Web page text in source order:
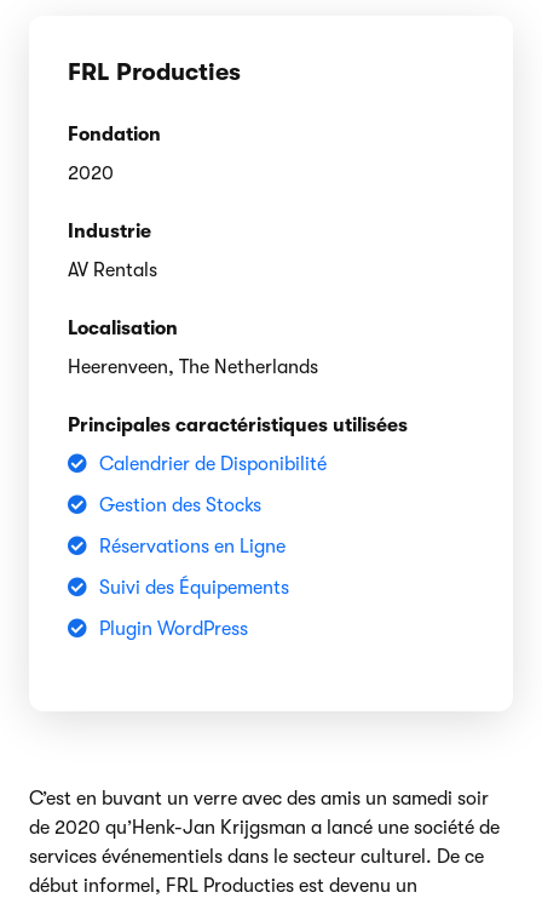
FRL Producties
Fondation
2020
Industrie
AV Rentals
Localisation
Heerenveen, The Netherlands
Principales caractéristiques utilisées
Calendrier de Disponibilité
Gestion des Stocks
Réservations en Ligne
Suivi des Équipements
Plugin WordPress
C’est en buvant un verre avec des amis un samedi soir
de 2020 qu’Henk-Jan Krijgsman a lancé une société de
services événementiels dans le secteur culturel. De ce
début informel, FRL Producties est devenu un